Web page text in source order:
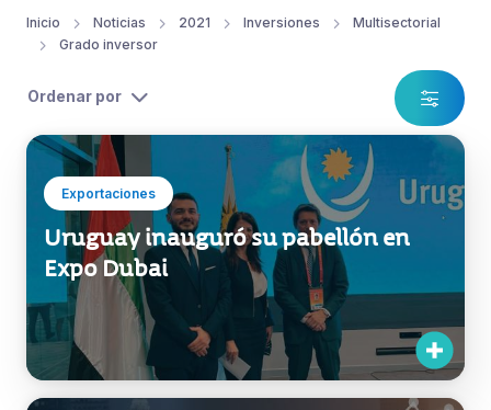
Inicio
Multisectorial
Grado inversor
Ordenar por
Exportaciones
Uruguay inauguró su pabellón en
Expo Dubai